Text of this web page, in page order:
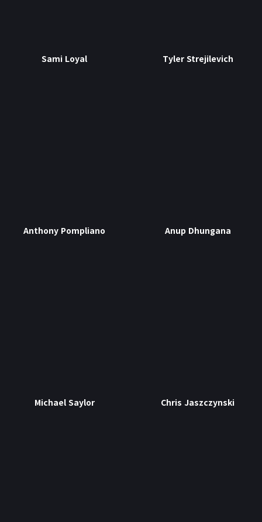
Sami Loyal Tyler Strejilevich
Anthony Pompliano Anup Dhungana
Michael Saylor Chris Jaszczynski